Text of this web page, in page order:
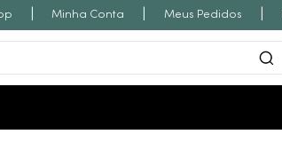
Minha Conta Meus Pedidos